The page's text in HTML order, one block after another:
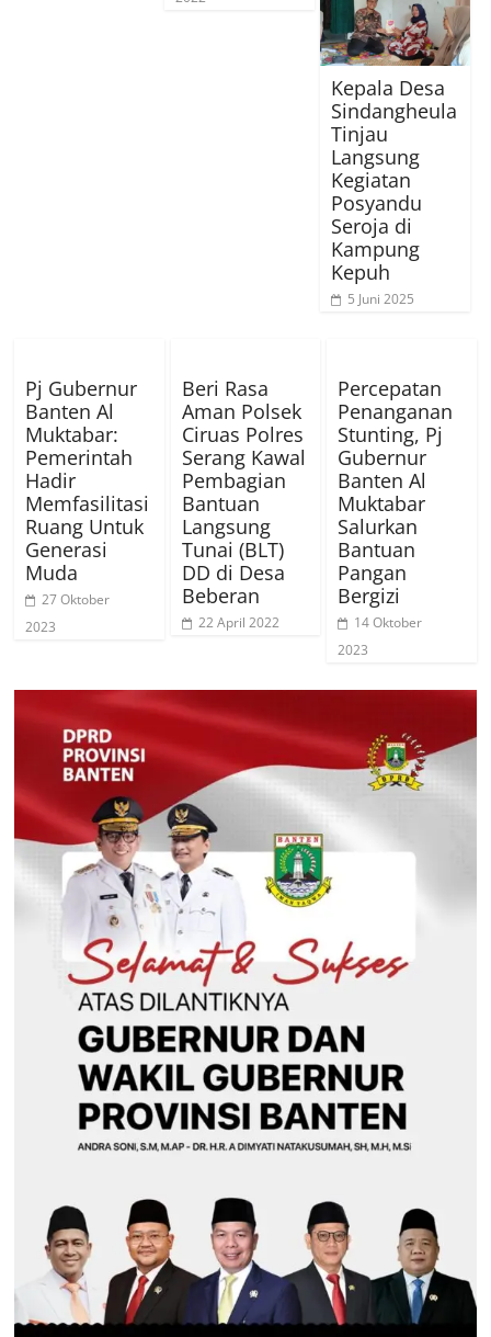
Kepala Desa
Sindangheula
Tinjau
Langsung
Kegiatan
Posyandu
Seroja di
Kampung
Kepuh
5 Juni 2025
Pj Gubernur
Banten Al
Muktabar:
Pemerintah
Hadir
Memfasilitasi
Ruang Untuk
Generasi
Muda
27 Oktober
2023
Beri Rasa
Aman Polsek
Ciruas Polres
Serang Kawal
Pembagian
Bantuan
Langsung
Tunai (BLT)
DD di Desa
Beberan
22 April 2022
Percepatan
Penanganan
Stunting, Pj
Gubernur
Banten Al
Muktabar
Salurkan
Bantuan
Pangan
Bergizi
14 Oktober
2023